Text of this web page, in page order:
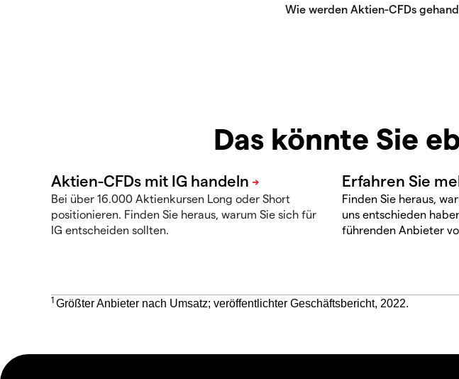
Das könnte Sie
Bei über 16.000 Aktienkursen Long oder Short
positionieren. Finden Sie heraus, warum Sie sich für
IG entscheiden sollten.
Finden Sie heraus,
uns entschieden
führenden Anbieter
1 Größter Anbieter nach Umsatz; veröffentlichter Geschäftsbericht, 2022.